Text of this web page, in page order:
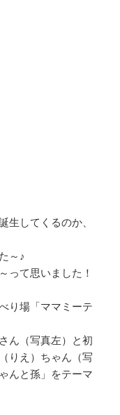
生してくるのか、
～♪
って思いました！
り場「ママミーテ
ん（写真左）と初
りえ）ちゃん（写
んと孫」をテーマ